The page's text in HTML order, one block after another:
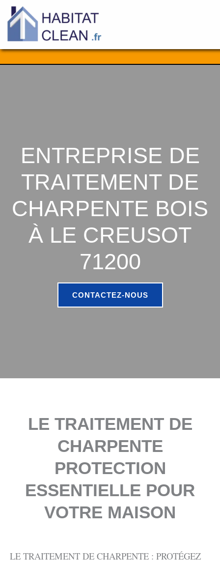
Aller
ENTREPRISE DE
TRAITEMENT DE
CHARPENTE BOIS
À LE CREUSOT
71200
CONTACTEZ-NOUS
LE TRAITEMENT DE
CHARPENTE
PROTECTION
ESSENTIELLE POUR
VOTRE MAISON
LE TRAITEMENT DE CHARPENTE : PROTÉGEZ